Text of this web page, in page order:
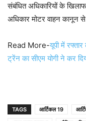
संबंधित अधिकारियों के
अधिकार मोटर वाहन कानून
Read More-यूपी में
ट्रेंन का सीएम योगी ने कर
TAGS आर्टिकल 19